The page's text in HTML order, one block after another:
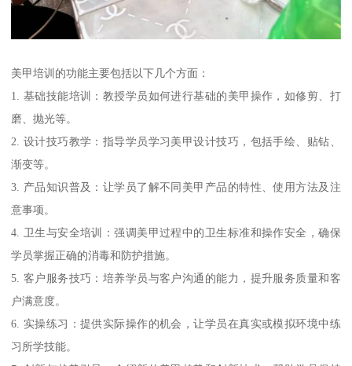
美甲培训的功能主要包括以下几个方面：
1. 基础技能培训：教授学员如何进行基础的美甲操作，如修剪、打
磨、抛光等。
2. 设计技巧教学：指导学员学习美甲设计技巧，包括手绘、贴钻、
渐变等。
3. 产品知识普及：让学员了解不同美甲产品的特性、使用方法及注
意事项。
4. 卫生与安全培训：强调美甲过程中的卫生标准和操作安全，确保
学员掌握正确的消毒和防护措施。
5. 客户服务技巧：培养学员与客户沟通的能力，提升服务质量和客
户满意度。
6. 实操练习：提供实际操作的机会，让学员在真实或模拟环境中练
习所学技能。